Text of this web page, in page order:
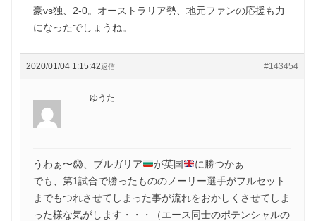
豪vs独、2-0。オーストラリア勢、地元ファンの応援も力
になったでしょうね。
2020/01/04 1:15:42 #143454
返信
ゆうた
うわぁ〜😱 、ブルガリア が英国
に勝つかぁ
でも、第1試合で勝ったもののノーリー選手がフルセット
までもつれさせてしまった事が流れをおかしくさせてしま
った様な気がします・・・（エース同士のポテンシャルの